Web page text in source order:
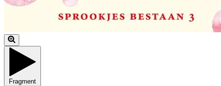
Fragment